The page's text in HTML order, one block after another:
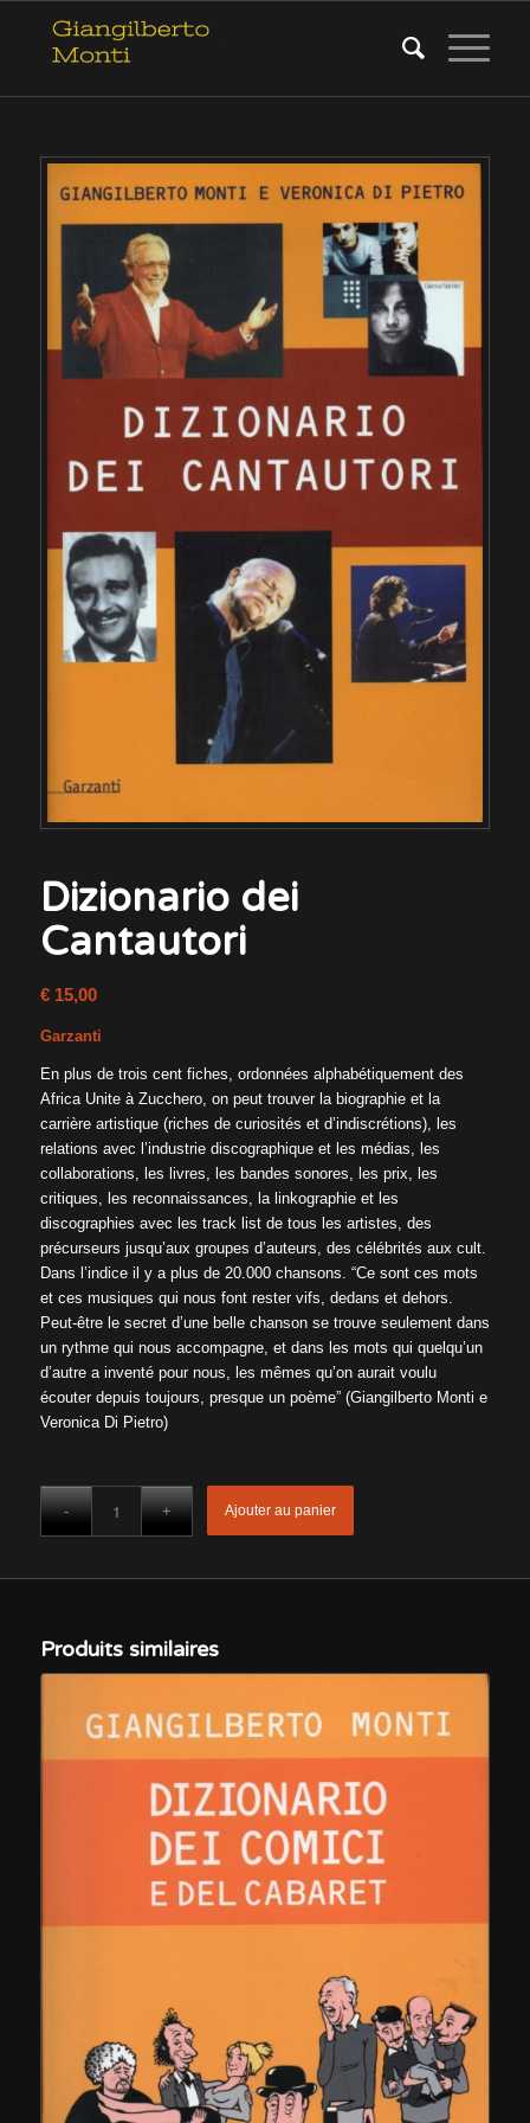
Dizionario dei
Cantautori
€15,00
Garzanti
En plus de trois cent fiches, ordonnées alphabétiquement des
Africa Unite à Zucchero, on peut trouver la biographie et la
carrière artistique (riches de curiosités et d’indiscrétions), les
relations avec l’industrie discographique et les médias, les
collaborations, les livres, les bandes sonores, les prix, les
critiques, les reconnaissances, la linkographie et les
discographies avec les track list de tous les artistes, des
précurseurs jusqu’aux groupes d’auteurs, des célébrités aux cult.
Dans l’indice il y a plus de 20.000 chansons. “Ce sont ces mots
et ces musiques qui nous font rester vifs, dedans et dehors.
Peut-être le secret d’une belle chanson se trouve seulement dans
un rythme qui nous accompagne, et dans les mots qui quelqu’un
d’autre a inventé pour nous, les mêmes qu’on aurait voulu
écouter depuis toujours, presque un poème” (Giangilberto Monti e
Veronica Di Pietro)
Ajouter au panier
Produits similaires